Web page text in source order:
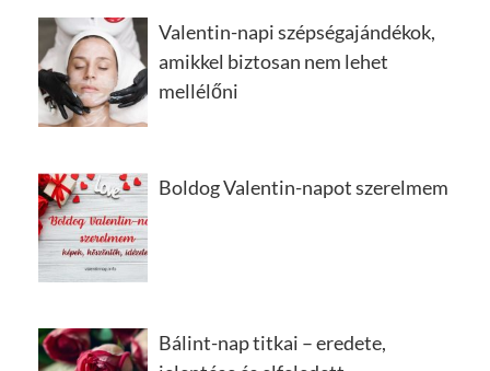
Valentin-napi szépségajándékok,
amikkel biztosan nem lehet
mellélőni
Boldog Valentin-napot szerelmem
Bálint-nap titkai – eredete,